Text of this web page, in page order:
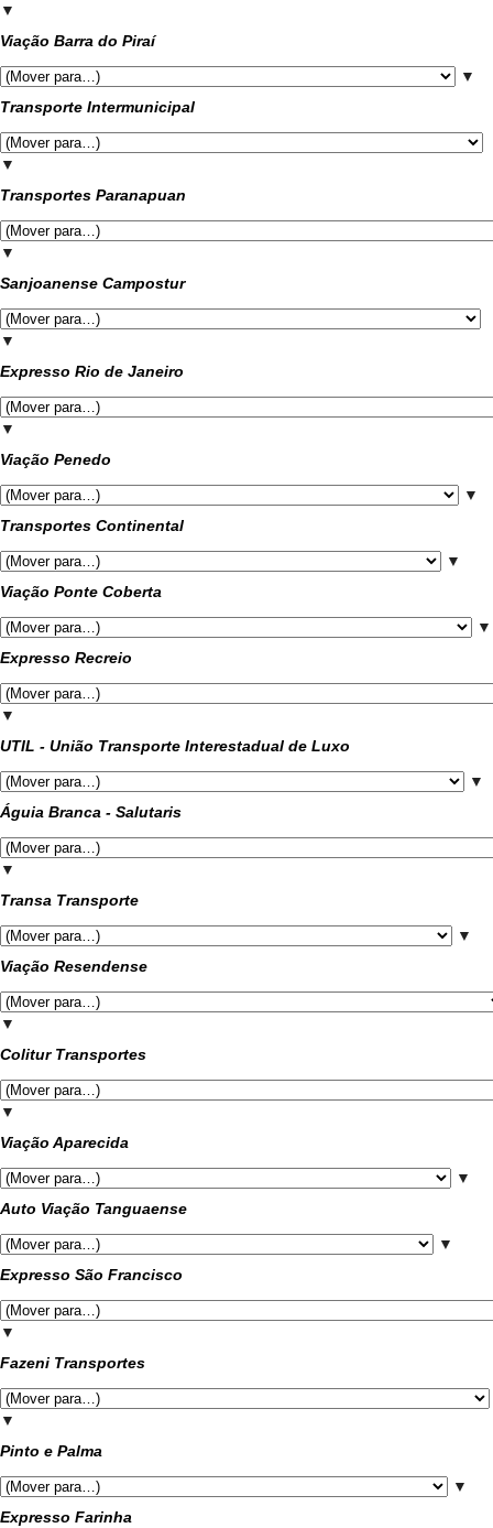
▼
Viação Barra do Piraí
▼
Transporte Intermunicipal
▼
Transportes Paranapuan
▼
Sanjoanense Campostur
▼
Expresso Rio de Janeiro
▼
Viação Penedo
▼
Transportes Continental
▼
Viação Ponte Coberta
▼
Expresso Recreio
▼
UTIL - União Transporte Interestadual de Luxo
▼
Águia Branca - Salutaris
▼
Transa Transporte
▼
Viação Resendense
▼
Colitur Transportes
▼
Viação Aparecida
▼
Auto Viação Tanguaense
▼
Expresso São Francisco
▼
Fazeni Transportes
▼
Pinto e Palma
▼
Expresso Farinha